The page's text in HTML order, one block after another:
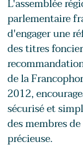
L'assemblée
parlementaire
d'engager une
des titres
de la
2012,
sécurisé et
des membres
précieuse.